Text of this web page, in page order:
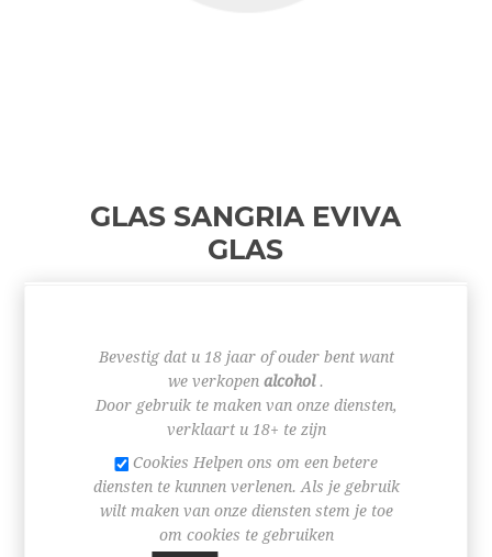
GLAS SANGRIA EVIVA
GLAS
+
-
BESTEL NU!
Bevestig dat u 18 jaar of ouder bent want
we verkopen alcohol.
Door gebruik te maken van onze diensten,
verklaart u 18+ te zijn
Cookies Helpen ons om een betere
diensten te kunnen verlenen. Als je gebruik
wilt maken van onze diensten stem je toe
om cookies te gebruiken